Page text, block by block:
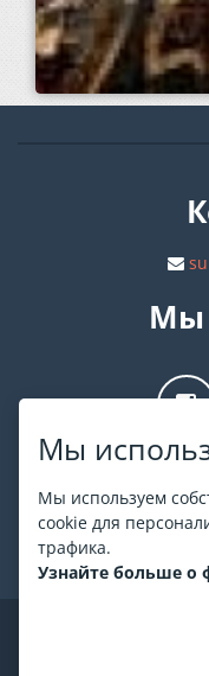
Мы
Мы используем
cookie для
трафика.
Узнайте больше о
Мы
О
На ESPORT.in.ua
городов Украины.
работаем